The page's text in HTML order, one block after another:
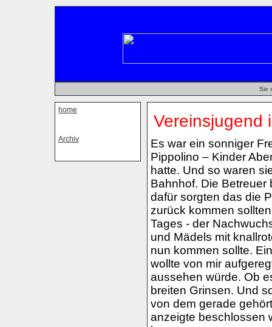
Sie
home
Archiv
Vereinsjugend
Es war ein sonniger
Pippolino – Kinder
hatte. Und so waren
Bahnhof. Die
dafür sorgten das die
zurück kommen
Tages - der
und Mädels mit
nun kommen sollte.
wollte von mir
aussehen würde. Ob
breiten Grinsen. Und
von dem gerade
anzeigte beschlossen